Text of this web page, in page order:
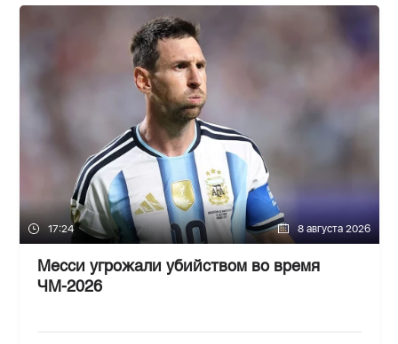
17:24 8 августа 2026
Месси угрожали убийством во время
ЧМ-2026